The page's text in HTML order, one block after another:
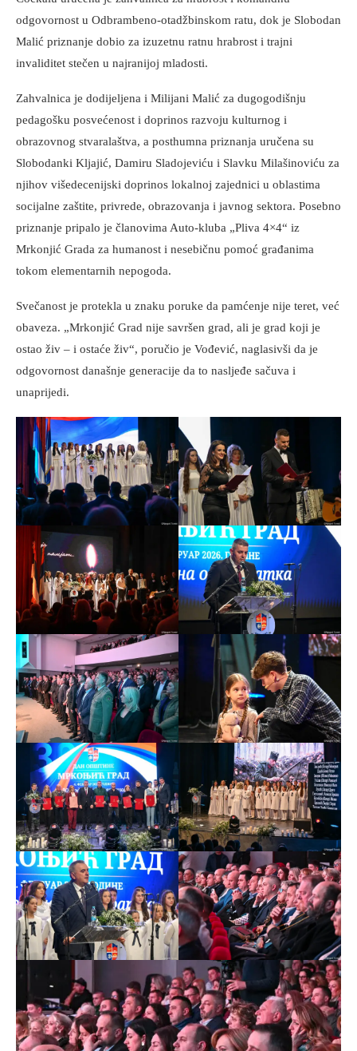
odgovornost u Odbrambeno-otadžbinskom ratu, dok je Slobodan
Malić priznanje dobio za izuzetnu ratnu hrabrost i trajni
invaliditet stečen u najranijoj mladosti.
Zahvalnica je dodijeljena i Milijani Malić za dugogodišnju
pedagošku posvećenost i doprinos razvoju kulturnog i
obrazovnog stvaralaštva, a posthumna priznanja uručena su
Slobodanki Kljajić, Damiru Sladojeviću i Slavku Milašinoviću za
njihov višedecenijski doprinos lokalnoj zajednici u oblastima
socijalne zaštite, privrede, obrazovanja i javnog sektora. Posebno
priznanje pripalo je članovima Auto-kluba „Pliva 4×4“ iz
Mrkonjić Grada za humanost i nesebičnu pomoć građanima
tokom elementarnih nepogoda.
Svečanost je protekla u znaku poruke da pamćenje nije teret, već
obaveza. „Mrkonjić Grad nije savršen grad, ali je grad koji je
ostao živ – i ostaće živ“, poručio je Vođević, naglasivši da je
odgovornost današnje generacije da to nasljeđe sačuva i
unaprijedi.